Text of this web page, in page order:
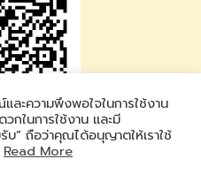
ละความพึงพอใจในการใช้งาน
วกในการใช้งาน และมี
” ถือว่าคุณได้อนุญาตให้เราใช้
Read More